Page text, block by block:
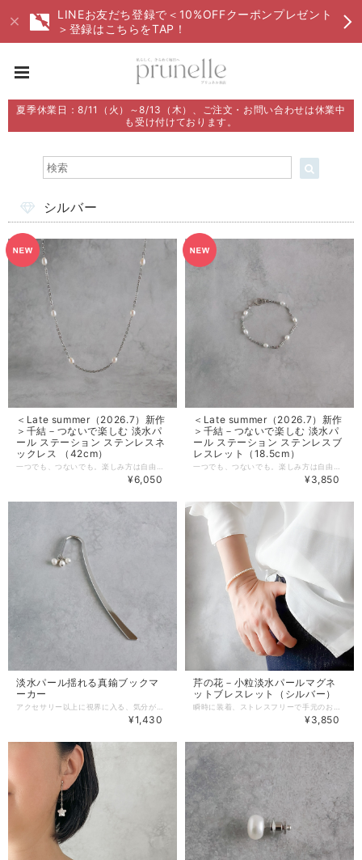
LINEお友だち登録で＜10%OFFクーポンプレゼント
＞登録はこちらをTAP！
夏季休業日：8/11（火）～8/13（木）、ご注文・お問い合わせは休業中
も受け付けております。
シルバー
＜Late summer（2026.7）新作
＞千結－つないで楽しむ 淡水パ
ール ステーション ステンレスネ
ックレス （42cm）
¥6,050
＜Late summer（2026.7）新作
＞千結－つないで楽しむ 淡水パ
ール ステーション ステンレスブ
レスレット（18.5cm）
¥3,850
淡水パール揺れる真鍮ブックマ
ーカー
¥1,430
芹の花－小粒淡水パールマグネ
ットブレスレット（シルバー）
¥3,850